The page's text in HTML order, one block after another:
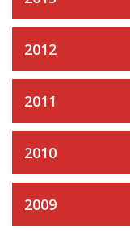
2012
2011
2010
2009